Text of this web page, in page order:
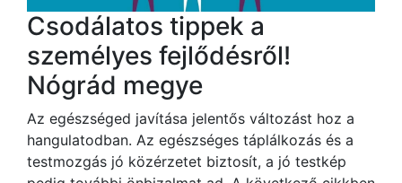
Csodálatos tippek a
személyes fejlődésről!
Nógrád megye
Az egészséged javítása jelentős változást hoz a
hangulatodban. Az egészséges táplálkozás és a
testmozgás jó közérzetet biztosít, a jó testkép